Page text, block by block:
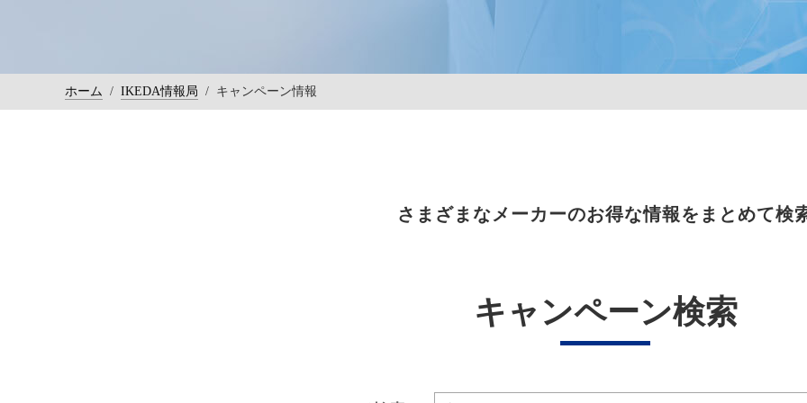
ホーム / IKEDA情報局 / キャンペーン情報
さまざまなメーカーのお得な情報をまとめて検
キャンペーン検索